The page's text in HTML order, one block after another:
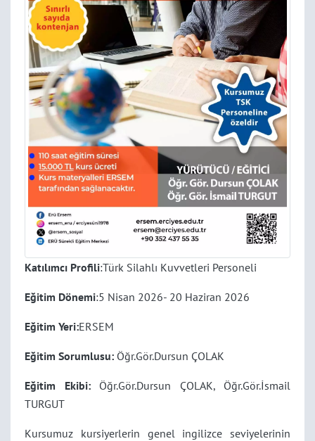
Katılımcı Profili:Türk Silahlı Kuvvetleri Personeli
Eğitim Dönemi:5 Nisan 2026- 20 Haziran 2026
Eğitim Yeri:ERSEM
Eğitim Sorumlusu: Öğr.Gör.Dursun ÇOLAK
Eğitim Ekibi: Öğr.Gör.Dursun ÇOLAK, Öğr.Gör.İsmail
TURGUT
Kursumuz kursiyerlerin genel ingilizce seviyelerinin